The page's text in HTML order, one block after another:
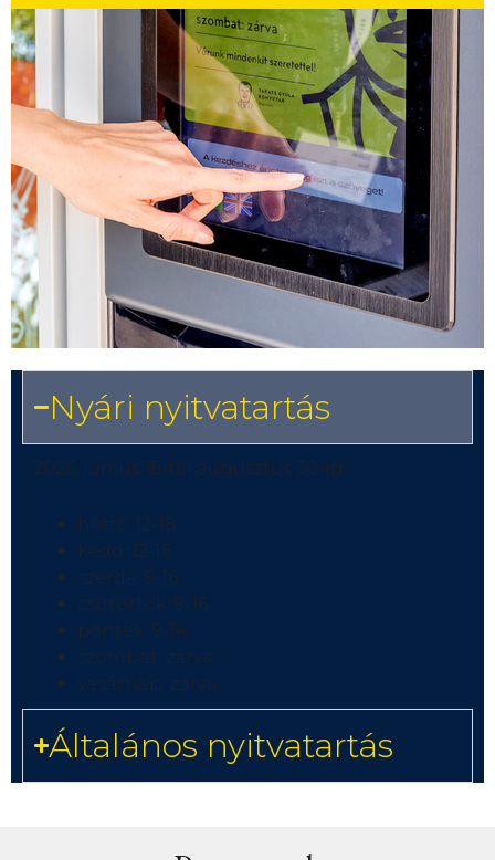
Nyári nyitvatartás
2026. június 15-től augusztus 30-ig:
hétfő: 12-18
kedd: 12-16
szerda: 9-16
csütörtök: 9-16
péntek: 9-14
szombat: zárva
vasárnap: zárva
Általános nyitvatartás